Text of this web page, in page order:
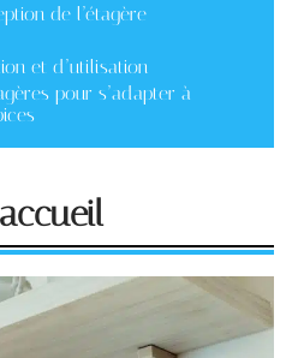
de l’étagère
et d’utilisation
pour s’adapter à